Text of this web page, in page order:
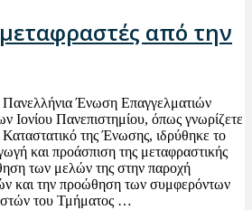
από την
Ένωση Επαγγελματιών
Ιονίου Πανεπιστημίου, όπως γνωρίζετε
της Ένωσης, ιδρύθηκε το
και προάσπιση της μεταφραστικής
των μελών της στην παροχή
και την προώθηση των συμφερόντων
του Τμήματος …